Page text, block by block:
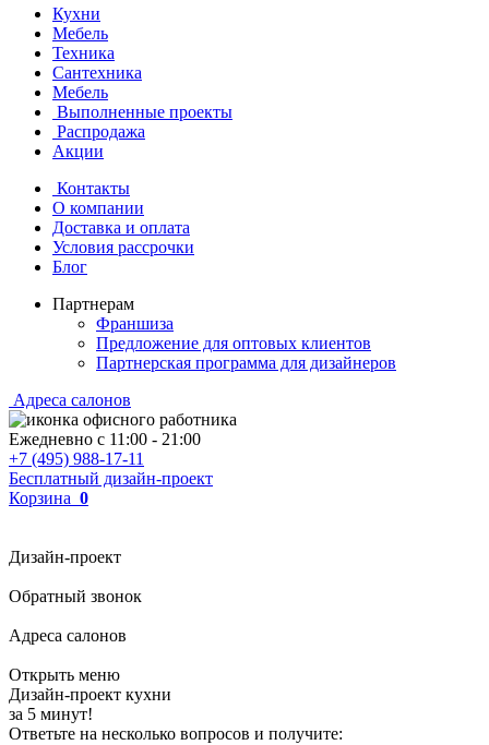
Кухни
Мебель
Техника
Сантехника
Мебель
Выполненные проекты
Распродажа
Акции
Контакты
О компании
Доставка и оплата
Условия рассрочки
Блог
Партнерам
Франшиза
Предложение для оптовых клиентов
Партнерская программа для дизайнеров
Адреса салонов
Ежедневно с 11:00 - 21:00
+7 (495) 988-17-11
Бесплатный дизайн-проект
Корзина 0
Дизайн-проект
Обратный звонок
Адреса салонов
Открыть меню
Дизайн-проект кухни
за 5 минут!
Ответьте на несколько вопросов и получите: